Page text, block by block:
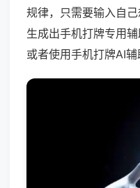
规律，只需要输入自
生成出手机打牌专用
或者使用手机打牌AI辅